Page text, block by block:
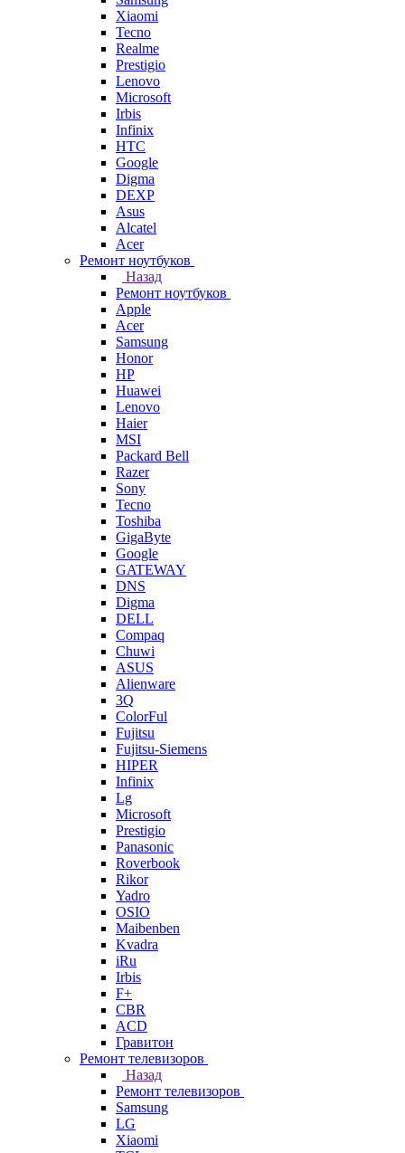
Xiaomi
Tecno
Realme
Prestigio
Lenovo
Microsoft
Irbis
Infinix
HTC
Google
Digma
DEXP
Asus
Alcatel
Acer
Ремонт ноутбуков
Назад
Ремонт ноутбуков
Apple
Acer
Samsung
Honor
HP
Huawei
Lenovo
Haier
MSI
Packard Bell
Razer
Sony
Tecno
Toshiba
GigaByte
Google
GATEWAY
DNS
Digma
DELL
Compaq
Chuwi
ASUS
Alienware
3Q
ColorFul
Fujitsu
Fujitsu-Siemens
HIPER
Infinix
Lg
Microsoft
Prestigio
Panasonic
Roverbook
Rikor
Yadro
OSIO
Maibenben
Kvadra
iRu
Irbis
F+
CBR
ACD
Гравитон
Ремонт телевизоров
Назад
Ремонт телевизоров
Samsung
LG
Xiaomi